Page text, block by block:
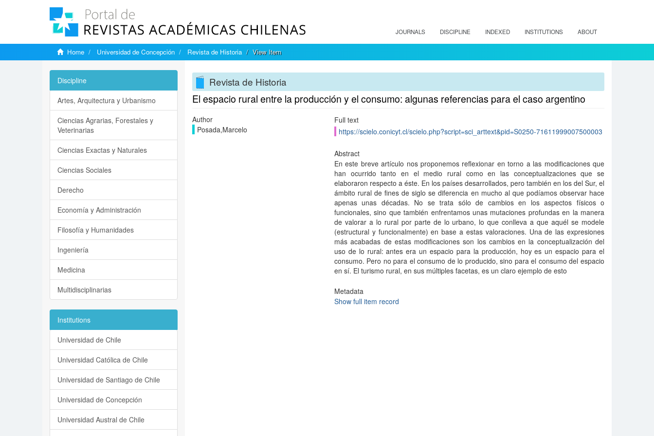
JOURNALS DISCIPLINE INDEXED INSTITUTIONS ABOUT
Home Universidad de Concepción Revista de Historia View Item
Revista de Historia
El espacio rural entre la producción y el consumo: algunas referencias para el caso argentino
Author
Posada,Marcelo
Full text
https://scielo.conicyt.cl/scielo.php?script=sci_arttext&pid=S0250-71611999007500003
Abstract
En este breve artículo nos proponemos reflexionar en torno a las modificaciones que
han ocurrido tanto en el medio rural como en las conceptualizaciones que se
elaboraron respecto a éste. En los países desarrollados, pero también en los del Sur, el
ámbito rural de fines de siglo se diferencia en mucho al que podíamos observar hace
apenas unas décadas. No se trata sólo de cambios en los aspectos físicos o
funcionales, sino que también enfrentamos unas mutaciones profundas en la manera
de valorar a lo rural por parte de lo urbano, lo que conlleva a que aquél se modele
(estructural y funcionalmente) en base a estas valoraciones. Una de las expresiones
más acabadas de estas modificaciones son los cambios en la conceptualización del
uso de lo rural: antes era un espacio para la producción, hoy es un espacio para el
consumo. Pero no para el consumo de lo producido, sino para el consumo del espacio
en sí. El turismo rural, en sus múltiples facetas, es un claro ejemplo de esto
Metadata
Show full item record
Discipline
Artes, Arquitectura y Urbanismo
Ciencias Agrarias, Forestales y
Veterinarias
Ciencias Exactas y Naturales
Ciencias Sociales
Derecho
Economía y Administración
Filosofía y Humanidades
Ingeniería
Medicina
Multidisciplinarias
Institutions
Universidad de Chile
Universidad Católica de Chile
Universidad de Santiago de Chile
Universidad de Concepción
Universidad Austral de Chile